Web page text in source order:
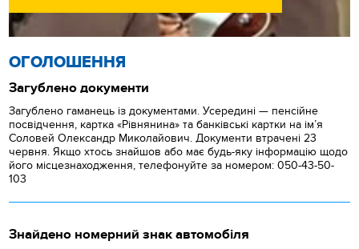
ОГОЛОШЕННЯ
Загублено документи
Загублено гаманець із документами. Усередині — пенсійне
посвідчення, картка «Рівнянина» та банківські картки на ім’я
Соловей Олександр Миколайович. Документи втрачені 23
червня. Якщо хтось знайшов або має будь-яку інформацію щодо
його місцезнаходження, телефонуйте за номером: 050-43-50-
103
Знайдено номерний знак автомобіля